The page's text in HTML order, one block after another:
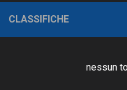
CLASSIFICHE
nessun